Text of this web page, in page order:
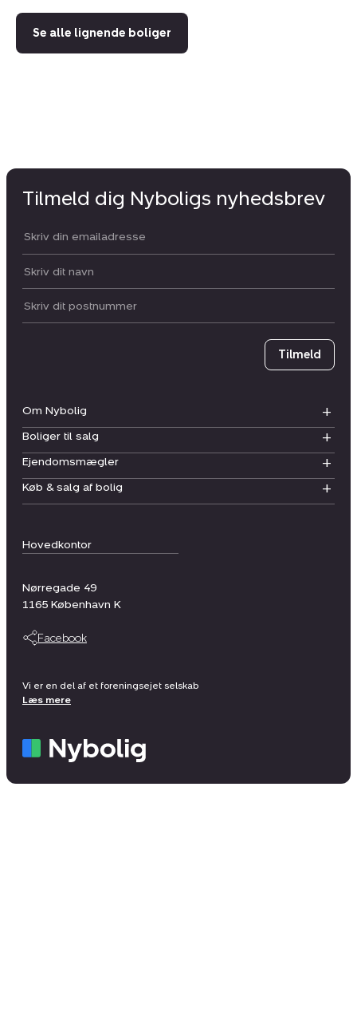
Se alle lignende boliger
Hovedkontor
Nørregade 49
1165 København K
Facebook
Om Nybolig
Boliger til salg
Ejendomsmægler
Køb & salg af bolig
Tilmeld dig Nyboligs nyhedsbrev
Din email:
Dit navn:
Postnummer
Tilmeld
Vi er en del af et foreningsejet selskab
Læs mere